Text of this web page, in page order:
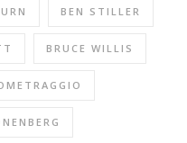
BEN STILLER
BRUCE WILLIS